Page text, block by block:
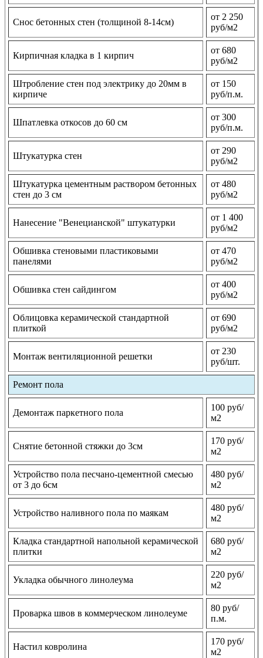
Снос бетонных стен (толщиной 8-14см)
от 2 250
руб/м2
Кирпичная кладка в 1 кирпич
от 680
руб/м2
Штробление стен под электрику до 20мм в
кирпиче
от 150
руб/п.м.
Шпатлевка откосов до 60 см
от 300
руб/п.м.
Штукатурка стен
от 290
руб/м2
Штукатурка цементным раствором бетонных
стен до 3 см
от 480
руб/м2
Нанесение "Венецианской" штукатурки
от 1 400
руб/м2
Обшивка стеновыми пластиковыми
панелями
от 470
руб/м2
Обшивка стен сайдингом
от 400
руб/м2
Облицовка керамической стандартной
плиткой
от 690
руб/м2
Монтаж вентиляционной решетки
от 230
руб/шт.
Ремонт пола
Демонтаж паркетного пола
100 руб/
м2
Снятие бетонной стяжки до 3см
170 руб/
м2
Устройство пола песчано-цементной смесью
от 3 до 6см
480 руб/
м2
Устройство наливного пола по маякам
480 руб/
м2
Кладка стандартной напольной керамической
плитки
680 руб/
м2
Укладка обычного линолеума
220 руб/
м2
Проварка швов в коммерческом линолеуме
80 руб/
п.м.
Настил ковролина
170 руб/
м2